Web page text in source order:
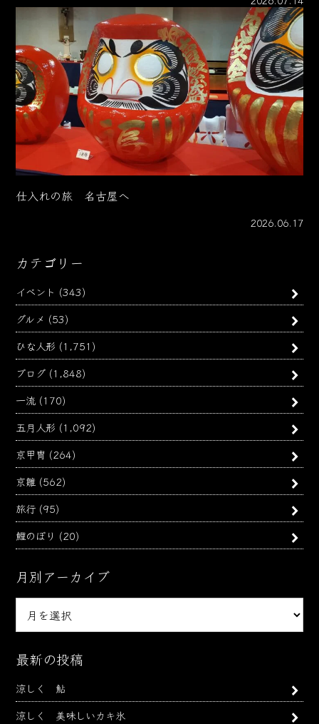
仕入れの旅 名古屋へ
2026.06.17
カテゴリー
イベント (343)
グルメ (53)
ひな人形 (1,751)
ブログ (1,848)
一流 (170)
五月人形 (1,092)
京甲冑 (264)
京雛 (562)
旅行 (95)
鯉のぼり (20)
月別アーカイブ
ー
イ
ブ
最新の投稿
涼しく 鮎
涼しく 美味しいカキ氷